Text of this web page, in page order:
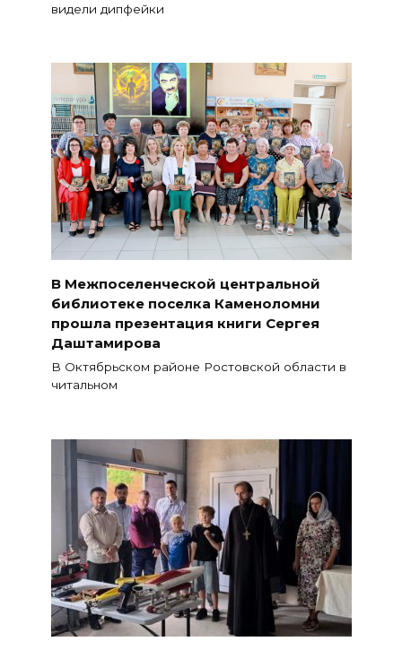
видели дипфейки
В Межпоселенческой центральной
библиотеке поселка Каменоломни
прошла презентация книги Сергея
Даштамирова
В Октябрьском районе Ростовской области в
читальном